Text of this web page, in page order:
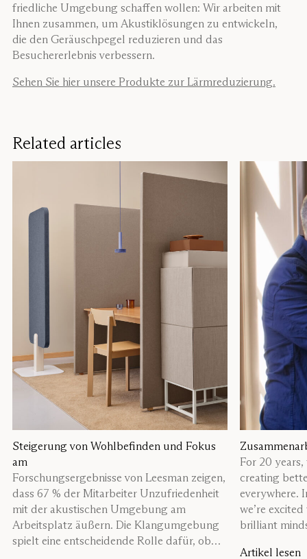
friedliche Umgebung schaffen wollen: Wir arbeiten mit
Ihnen zusammen, um Akustiklösungen zu entwickeln,
die den Geräuschpegel reduzieren und das
Besuchererlebnis verbessern.
Sehen Sie hier unsere Produkte zur Lärmreduzierung.
Related articles
Steigerung von Wohlbefinden und Fokus
am
Forschungsergebnisse von Leesman zeigen,
dass 67 % der Mitarbeiter Unzufriedenheit
mit der akustischen Umgebung am
Arbeitsplatz äußern. Die Klangumgebung
spielt eine entscheidende Rolle dafür, ob
For 20 years,
creating
everywhere.
we’re
brilliant
Artikel lesen